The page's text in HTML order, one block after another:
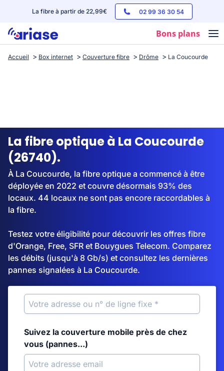
La fibre à partir de 22,99€ 02 99 36 30 54
Bons plans
Box internet
Streaming
Accueil Box internet Couverture fibre Drôme La Coucourde
La fibre optique à La Coucourde
(26740).
À La Coucourde, la fibre optique a commencé à être
déployée en 2022 et couvre désormais 93% des
locaux. 44 locaux ne sont pas encore raccordables à
la fibre.
Testez votre éligibilité pour découvrir les offres fibre
d'Orange, Free, SFR et Bouygues Telecom. Comparez
les débits (jusqu'à 8 Gb/s) et consultez les dernières
pannes signalées à La Coucourde.
Suivez la couverture mobile près de chez
vous (pannes...)